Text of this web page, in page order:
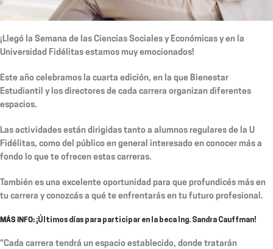
¡Llegó la Semana de las Ciencias Sociales y Económicas y en la
Universidad Fidélitas estamos muy emocionados!
Este año celebramos la cuarta edición, en la que Bienestar
Estudiantil y los directores de cada carrera organizan diferentes
espacios.
Las actividades están dirigidas tanto a alumnos regulares de la U
Fidélitas, como del público en general interesado en conocer más a
fondo lo que te ofrecen estas carreras.
También es una excelente oportunidad para que profundicés más en
tu carrera y conozcás a qué te enfrentarás en tu futuro profesional.
MÁS INFO: ¡Últimos días para participar en la beca Ing. Sandra Cauffman!
“Cada carrera tendrá un espacio establecido, donde tratarán